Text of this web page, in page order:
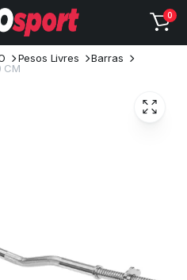
0
Pesos Livres
Barras
CM